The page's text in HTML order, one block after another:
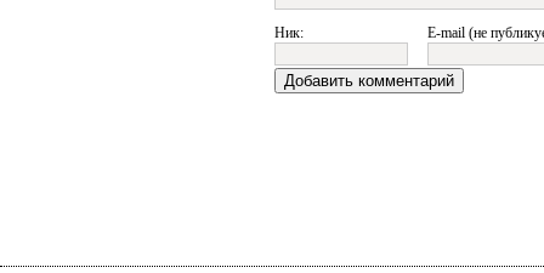
Ник: E-mail (не